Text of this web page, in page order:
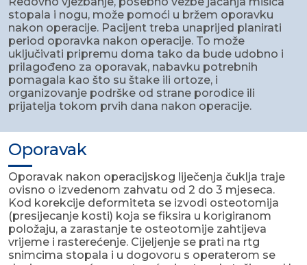
stopala i nogu, može pomoći u bržem oporavku
nakon operacije. Pacijent treba unaprijed planirati
period oporavka nakon operacije. To može
uključivati pripremu doma tako da bude udobno i
prilagođeno za oporavak, nabavku potrebnih
pomagala kao što su štake ili ortoze, i
organizovanje podrške od strane porodice ili
prijatelja tokom prvih dana nakon operacije.
Oporavak
Oporavak nakon operacijskog liječenja čuklja traje
ovisno o izvedenom zahvatu od 2 do 3 mjeseca.
Kod korekcije deformiteta se izvodi osteotomija
(presijecanje kosti) koja se fiksira u korigiranom
položaju, a zarastanje te osteotomije zahtijeva
vrijeme i rasterećenje. Cijeljenje se prati na rtg
snimcima stopala i u dogovoru s operaterom se